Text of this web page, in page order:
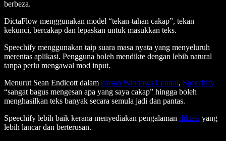
berbeza.
DictaFlow menggunakan model “tekan-tahan cakap”, tekan
kekunci, bercakap dan lepaskan untuk masukkan teks.
Speechify menggunakan taip suara masa nyata yang menyeluruh
merentas aplikasi. Pengguna boleh mendikte dengan lebih natural
tanpa perlu mengawal mod input.
Menurut Sean Endicott dalam ulasan Windows Central, Speechify
“sangat bagus mengesan apa yang saya cakap” hingga boleh
menghasilkan teks banyak secara semula jadi dan pantas.
Speechify lebih baik kerana menyediakan pengalaman diktasi yang
lebih lancar dan berterusan.